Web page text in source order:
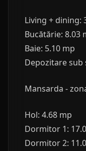
Living + dining:
Bucătărie: 8.03
Baie: 5.10 mp
Depozitare sub
Mansarda -
Hol: 4.68 mp
Dormitor 1:
Dormitor 2: